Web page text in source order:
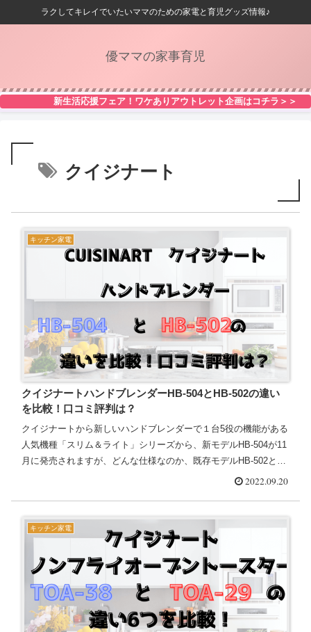
ラクしてキレイでいたいママのための家電と育児グッズ情報♪
優ママの家事育児
新生活応援フェア！ワケありアウトレット企画はコチラ＞＞
クイジナート
キッチン家電
クイジナートハンドブレンダーHB-504とHB-502の違い
を比較！口コミ評判は？
クイジナートから新しいハンドブレンダーで１台5役の機能がある
人気機種「スリム＆ライト」シリーズから、新モデルHB-504が11
月に発売されますが、どんな仕様なのか、既存モデルHB-502とど
う違うのかになりますよね。そこで、クイジナートのハ...2022.09.20
キッチン家電